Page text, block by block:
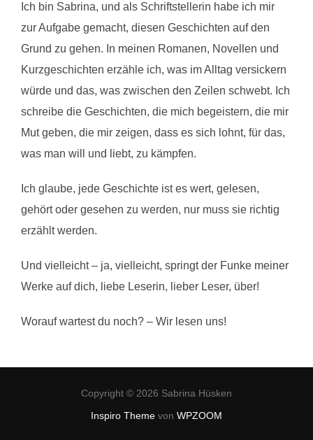
Ich bin Sabrina, und als Schriftstellerin habe ich mir
zur Aufgabe gemacht, diesen Geschichten auf den
Grund zu gehen. In meinen Romanen, Novellen und
Kurzgeschichten erzähle ich, was im Alltag versickern
würde und das, was zwischen den Zeilen schwebt. Ich
schreibe die Geschichten, die mich begeistern, die mir
Mut geben, die mir zeigen, dass es sich lohnt, für das,
was man will und liebt, zu kämpfen.
Ich glaube, jede Geschichte ist es wert, gelesen,
gehört oder gesehen zu werden, nur muss sie richtig
erzählt werden.
Und vielleicht – ja, vielleicht, springt der Funke meiner
Werke auf dich, liebe Leserin, lieber Leser, über!
Worauf wartest du noch? – Wir lesen uns!
Copyright © 2026 Sabrina Hüsken
Inspiro Theme von WPZOOM